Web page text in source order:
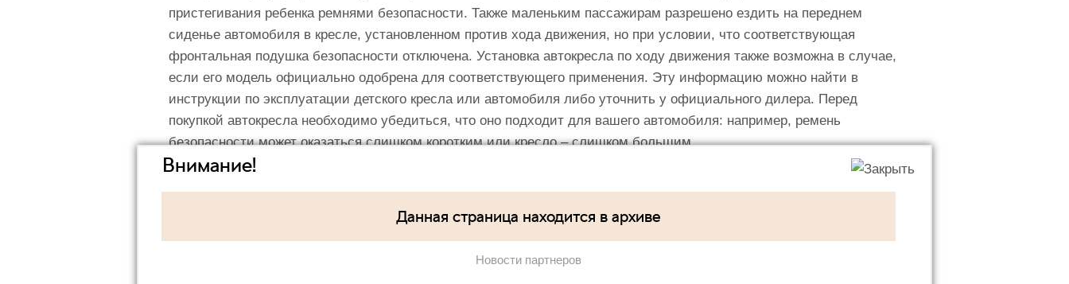
Внимание!
Данная страница находится в архиве
Новости партнеров
пристегивания ребенка ремнями безопасности. Также маленьким пассажирам разрешено ездить на переднем
сиденье автомобиля в кресле, установленном против хода движения, но при условии, что соответствующая
фронтальная подушка безопасности отключена. Установка автокресла по ходу движения также возможна в случае,
если его модель официально одобрена для соответствующего применения. Эту информацию можно найти в
инструкции по эксплуатации детского кресла или автомобиля либо уточнить у официального дилера. Перед
покупкой автокресла необходимо убедиться, что оно подходит для вашего автомобиля: например, ремень
безопасности может оказаться слишком коротким или кресло – слишком большим.
Детское кресло можно закрепить, используя стандартный трехточечный ремень безопасности автомобиля или
расположенные между подушкой и спинкой сиденья. Система ISOFIX обеспечивает высокий уровень
безопасности, а простота ее использования минимизирует риск неправильного крепления. Для того, чтобы
максимально надежно зафиксировать детское кресло, система имеет дополнительную третью точку крепления,